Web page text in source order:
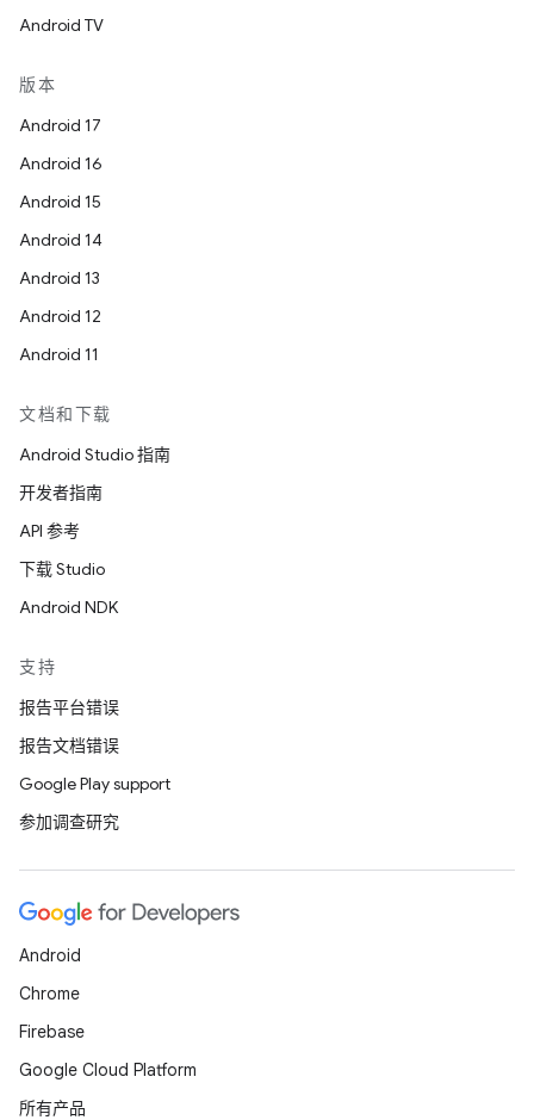
Android TV
版本
Android 17
Android 16
Android 15
Android 14
Android 13
Android 12
Android 11
文档和下载
Android Studio 指南
开发者指南
API 参考
下载 Studio
Android NDK
支持
报告平台错误
报告文档错误
Google Play support
参加调查研究
Android
Chrome
Firebase
Google Cloud Platform
所有产品